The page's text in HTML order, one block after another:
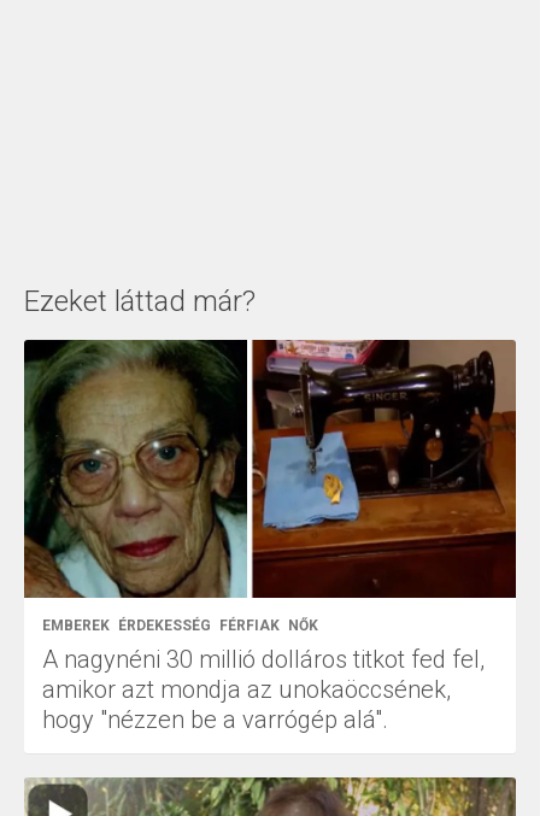
Ezeket láttad már?
EMBEREK ÉRDEKESSÉG FÉRFIAK NŐK
A nagynéni 30 millió dolláros titkot fed fel,
amikor azt mondja az unokaöccsének,
hogy "nézzen be a varrógép alá".